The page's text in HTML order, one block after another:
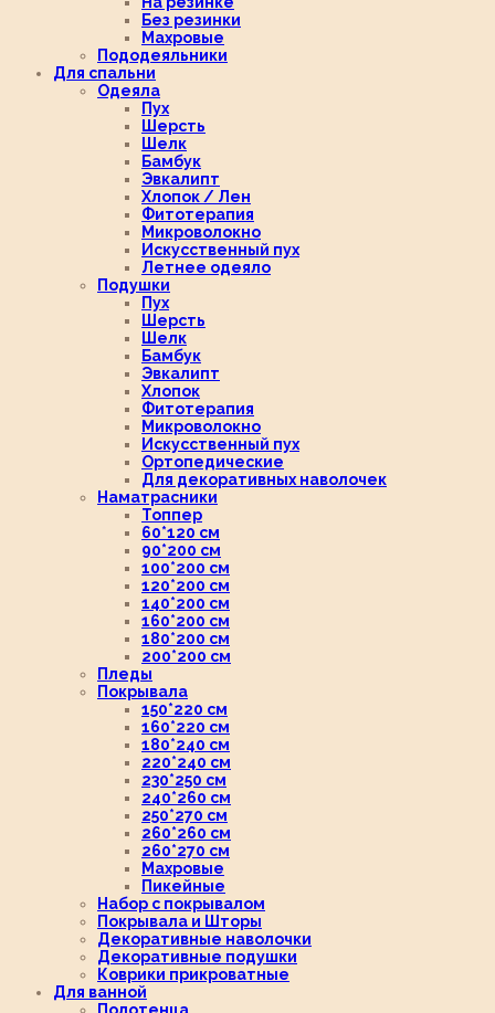
Без резинки
Махровые
Пододеяльники
Для спальни
Одеяла
Пух
Шерсть
Шелк
Бамбук
Эвкалипт
Хлопок / Лен
Фитотерапия
Микроволокно
Искусственный пух
Летнее одеяло
Подушки
Пух
Шерсть
Шелк
Бамбук
Эвкалипт
Хлопок
Фитотерапия
Микроволокно
Искусственный пух
Ортопедические
Для декоративных наволочек
Наматрасники
Топпер
60*120 см
90*200 см
100*200 см
120*200 см
140*200 см
160*200 см
180*200 см
200*200 см
Пледы
Покрывала
150*220 см
160*220 см
180*240 см
220*240 см
230*250 см
240*260 см
250*270 см
260*260 см
260*270 см
Махровые
Пикейные
Набор с покрывалом
Покрывала и Шторы
Декоративные наволочки
Декоративные подушки
Коврики прикроватные
Для ванной
Полотенца